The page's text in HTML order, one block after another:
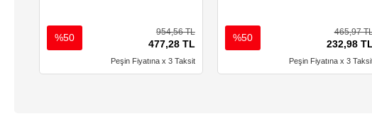
954,56 TL
477,28 TL
%50
Peşin Fiyatına x 3 Taksit
465,97
232,98
%50
Peşin Fiyatına x 3